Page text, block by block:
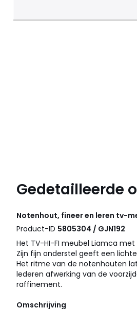
Gedetailleerde
Notenhout, fineer en leren tv-
Product-ID 5805304 / GJN192
Het TV-HI-FI meubel Liamca
Zijn fijn onderstel geeft een
Het ritme van de notenhouten
lederen afwerking van de
raffinement.
Omschrijving